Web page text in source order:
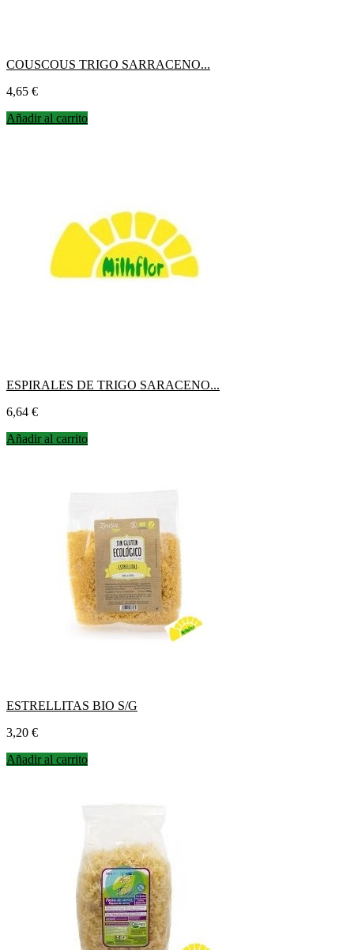
COUSCOUS TRIGO SARRACENO...
Precio
4,65 €
Añadir al carrito
ESPIRALES DE TRIGO SARACENO...
Precio
6,64 €
Añadir al carrito
ESTRELLITAS BIO S/G
Precio
3,20 €
Añadir al carrito